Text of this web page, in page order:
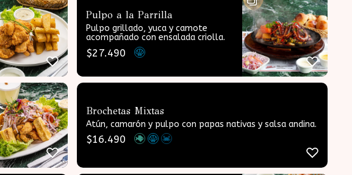
Pulpo a la Parrilla
Pulpo grillado, yuca y camote
acompañado con ensalada criolla.
$27.490
Brochetas Mixtas
Atún, camarón y pulpo con papas nativas y salsa andina.
$16.490